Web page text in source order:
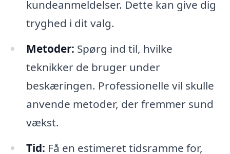
kundeanmeldelser. Dette kan give dig
tryghed i dit valg.
Metoder: Spørg ind til, hvilke
teknikker de bruger under
beskæringen. Professionelle vil skulle
anvende metoder, der fremmer sund
vækst.
Tid: Få en estimeret tidsramme for,